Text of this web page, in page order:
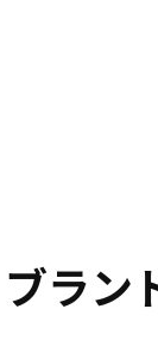
ラン